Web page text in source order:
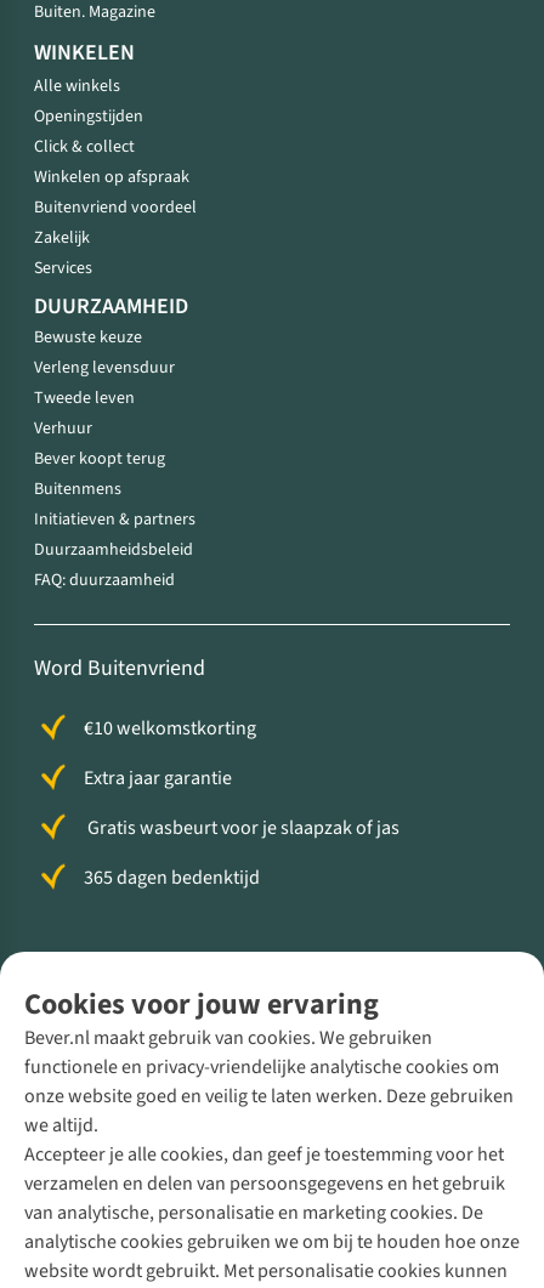
Cookies voor jouw ervaring
Bever.nl maakt gebruik van cookies. We gebruiken
functionele en privacy-vriendelijke analytische cookies om
onze website goed en veilig te laten werken. Deze gebruiken
we altijd.
Accepteer je alle cookies, dan geef je toestemming voor het
verzamelen en delen van persoonsgegevens en het gebruik
van analytische, personalisatie en marketing cookies. De
analytische cookies gebruiken we om bij te houden hoe onze
website wordt gebruikt. Met personalisatie cookies kunnen
Buiten. Magazine
WINKELEN
Alle winkels
Openingstijden
Click & collect
Winkelen op afspraak
Buitenvriend voordeel
Zakelijk
Services
DUURZAAMHEID
Bewuste keuze
Verleng levensduur
Tweede leven
Verhuur
Bever koopt terug
Buitenmens
Initiatieven & partners
Duurzaamheidsbeleid
FAQ: duurzaamheid
Word Buitenvriend
€10 welkomstkorting
Extra jaar garantie
Gratis wasbeurt voor je slaapzak of jas
365 dagen bedenktijd
Direct advies van een Buitenexpert
+31 (0)85 888 50 88
+31 6 12 28 49 80
Contactformulier